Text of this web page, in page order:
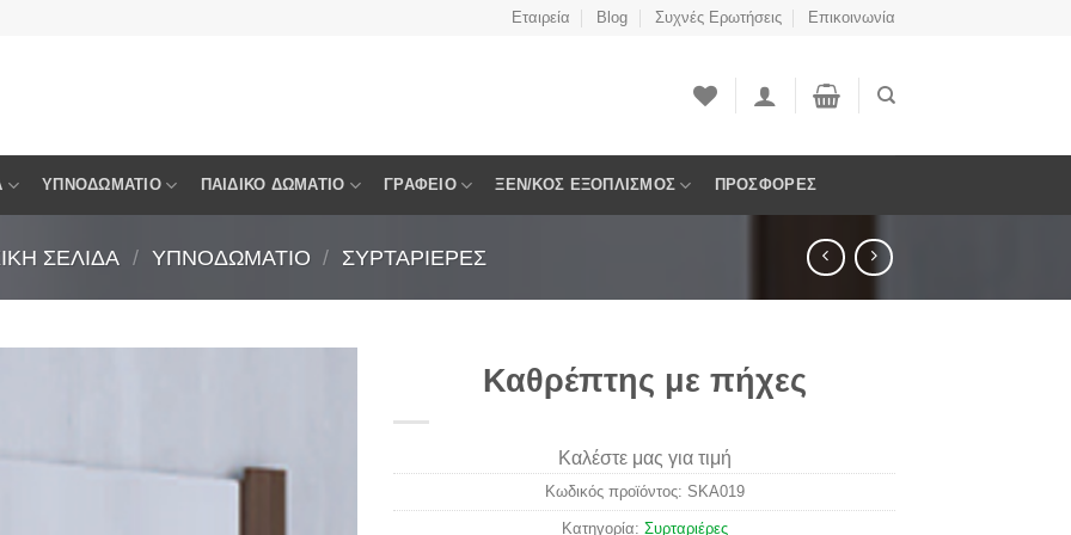
Εταιρεία Blog Συχνές Ερωτήσεις Επικοινωνία
ΥΠΝΟΔΩΜΆΤΙΟ ΠΑΙΔΙΚΌ ΔΩΜΆΤΙΟ ΓΡΑΦΕΊΟ ΞΕΝ/ΚΟΣ ΕΞΟΠΛΙΣΜΌΣ ΠΡΟΣΦΟΡΈΣ
ΣΕΛΊΔΑ / ΥΠΝΟΔΩΜΆΤΙΟ / ΣΥΡΤΑΡΙΈΡΕΣ
Πρόσθήκη
Καθρέπτης με πήχες
Καλέστε μας για τιμή
Κωδικός προϊόντος: SKA019
Κατηγορία: Συρταριέρες